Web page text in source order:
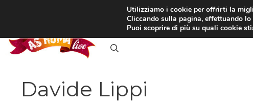
RASSEGNA STAMPA
Davide Lippi
Utilizziamo i cookie per offrirti la
Cliccando sulla pagina, effettuando
Puoi scoprire di più su quali cookie